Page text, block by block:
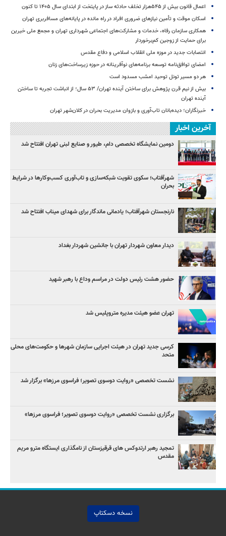
اعمال قانون بیش از ۵۴۵هزار تخلف حادثه ساز در پایتخت از ابتدای سال ۱۴۰۵ تا کنون
اسکان موقت و تأمین نیازهای ضروری افراد در راه مانده در پایانه‌های مسافربری تهران
همکاری سازمان رفاه، خدمات و مشارکت‌های اجتماعی شهرداری تهران و مجمع ملی خیرین
برای حمایت از زوجین کم‌برخوردار
انتصابات جدید در موزه ملی انقلاب اسلامی و دفاع مقدس
امضای توافق‌نامه توسعه برنامه‌های نوآفرینانه در حوزه زیرساخت‏‌های زنان
هر دو مسیر تونل توحید امشب مسدود است
بیش از نیم قرن پژوهش برای ساختن آینده تهران/ ۵۳ سال؛ از انباشت تجربه تا ساختن
آینده تهران
خبرنگاران؛ دیده‌بانان تاب‌آوری و بازوان مدیریت بحران در کلان‌شهر تهران
آخرین اخبار
دومین نمایشگاه تخصصی دام، طیور و صنایع لبنی تهران افتتاح شد
شهرآفتاب؛ سکوی تقویت شبکه‌سازی و تاب‌آوری کسب‌وکارها در شرایط
بحران
نارنجستان شهرآفتاب؛ یادمانی ماندگار برای شهدای میناب افتتاح شد
دیدار معاون شهردار تهران با جانشین شهردار بغداد
حضور هشت رئیس دولت در مراسم وداع با رهبر شهید
تهران عضو هیئت مدیره متروپلیس شد
کرسی جدید تهران در هیئت اجرایی سازمان شهرها و حکومت‌های محلی
متحد
نشست تخصصی «روایت دوسوی تصویر؛ فراسوی مرزها» برگزار شد
برگزاری نشست تخصصی «روایت دوسوی تصویر؛ فراسوی مرزها»
تمجید رهبر ارتدوکس های قرقیزستان از نامگذاری ایستگاه مترو مریم
مقدس
نسخه دسکتاپ